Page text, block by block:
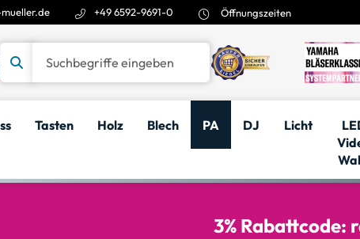
+49 6592-9691-0 Öffnungszeiten
Tasten Holz Blech PA DJ Licht
3% Rabattcode: